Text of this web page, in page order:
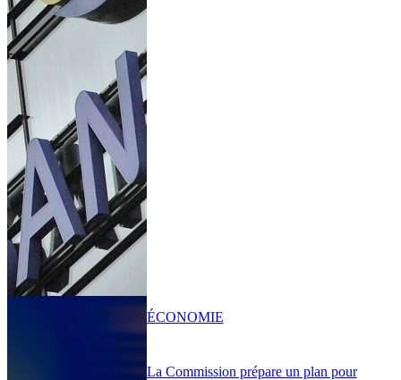
La Commission prépare un plan pour
ÉCONOMIE